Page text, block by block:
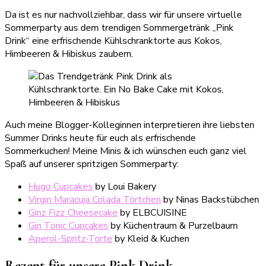
Da ist es nur nachvollziehbar, dass wir für unsere virtuelle
Sommerparty aus dem trendigen Sommergetränk „Pink
Drink“ eine erfrischende Kühlschranktorte aus Kokos,
Himbeeren & Hibiskus zaubern.
Auch meine Blogger-Kolleginnen interpretieren ihre liebsten
Summer Drinks heute für euch als erfrischende
Sommerkuchen! Meine Minis & ich wünschen euch ganz viel
Spaß auf unserer spritzigen Sommerparty:
Hugo Cupcakes by Loui Bakery
Virgin Maracuja Colada Törtchen by Ninas Backstübchen
Ginz Fizz Cheesecake by ELBCUISINE
Gin Tonic Cupcakes by Küchentraum & Purzelbaum
Aperol-Spritz-Torte by Kleid & Kuchen